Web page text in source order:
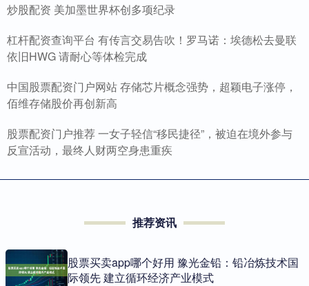
炒股配资 美加墨世界杯创多项纪录
杠杆配资查询平台 有传言交易告吹！罗马诺：埃德松去曼联
依旧HWG 请耐心等体检完成
中国股票配资门户网站 存储芯片概念强势，超颖电子涨停，
佰维存储股价再创新高
股票配资门户推荐 一女子轻信“移民捷径”，被迫在境外参与
反宣活动，最终人财两空身患重疾
推荐资讯
股票买卖app哪个好用 豫光金铅：铅冶炼技术国
际领先 建立循环经济产业模式